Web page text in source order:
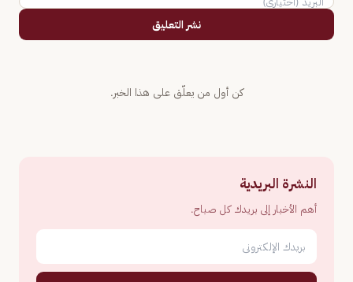
نشر التعليق
كن أول من يعلّق على هذا الخبر.
النشرة البريدية
أهم الأخبار إلى بريدك كل صباح.